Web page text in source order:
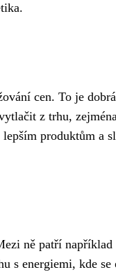
cen. To je
z trhu,
produktům a
ně patří
s energiemi, kde